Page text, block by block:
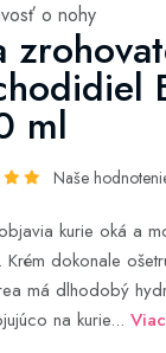
o nohy
ml
Naše
kurie oká a
dokonale
má dlhodobý
na kurie...